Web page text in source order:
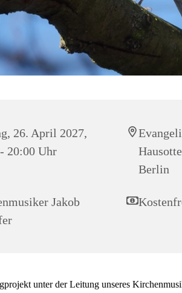
26. April 2027,
20:00 Uhr
Berlin
Jakob
unter der Leitung unseres